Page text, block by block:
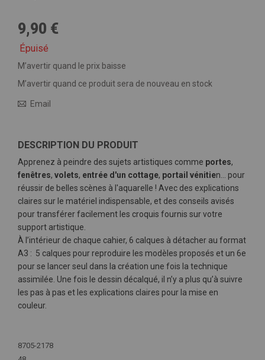
9,90 €
Épuisé
M’avertir quand le prix baisse
M’avertir quand ce produit sera de nouveau en stock
Email
DESCRIPTION DU PRODUIT
Apprenez à peindre des sujets artistiques comme portes,
fenêtres, volets, entrée d'un cottage, portail vénitien… pour
réussir de belles scènes à l'aquarelle ! Avec des explications
claires sur le matériel indispensable, et des conseils avisés
pour transférer facilement les croquis fournis sur votre
support artistique.
À l’intérieur de chaque cahier, 6 calques à détacher au format
A3 : 5 calques pour reproduire les modèles proposés et un 6e
pour se lancer seul dans la création une fois la technique
assimilée. Une fois le dessin décalqué, il n’y a plus qu’à suivre
les pas à pas et les explications claires pour la mise en
couleur.
d'infos
8705-2178